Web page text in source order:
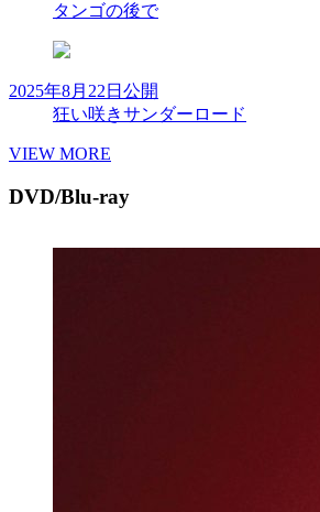
タンゴの後で
2025年8月22日公開
狂い咲きサンダーロード
VIEW MORE
DVD/Blu-ray